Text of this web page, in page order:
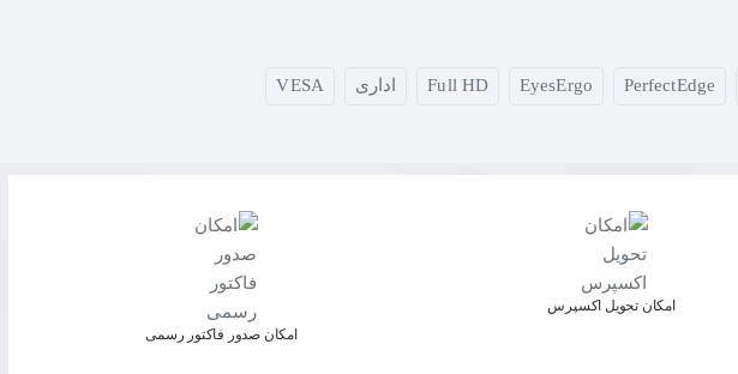
PerfectEdge
EyesErgo
Full HD اداری VESA
اﻣﮑﺎن ﺗﺤﻮﯾﻞ اﮐﺴﭙﺮس
امکان صدور فاکتور رسمی